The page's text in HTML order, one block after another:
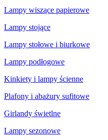
Lampy wiszące papierowe
Lampy stojące
Lampy stołowe i biurkowe
Lampy podłogowe
Kinkiety i lampy ścienne
Plafony i abażury sufitowe
Girlandy świetlne
Lampy sezonowe